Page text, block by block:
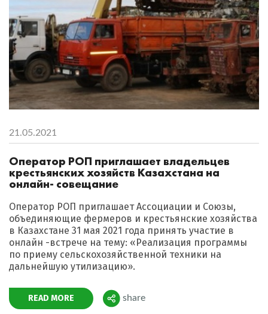
21.05.2021
Оператор РОП приглашает владельцев
крестьянских хозяйств Казахстана на
онлайн- совещание
Оператор РОП приглашает Ассоциации и Союзы,
объединяющие фермеров и крестьянские хозяйства
в Казахстане 31 мая 2021 года принять участие в
онлайн -встрече на тему: «Реализация программы
по приему сельскохозяйственной техники на
дальнейшую утилизацию».
READ MORE Поделиться
share